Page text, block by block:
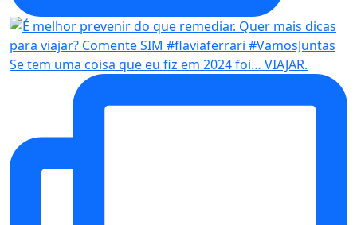
Se tem uma coisa que eu fiz em 2024 foi… VIAJAR.